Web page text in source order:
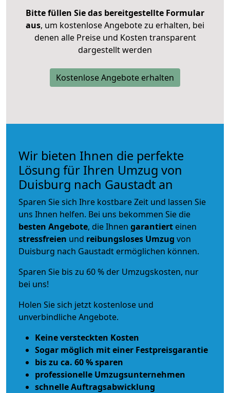
Bitte füllen Sie das bereitgestellte Formular
aus, um kostenlose Angebote zu erhalten, bei
denen alle Preise und Kosten transparent
dargestellt werden
Kostenlose Angebote erhalten
Wir bieten Ihnen die perfekte
Lösung für Ihren Umzug von
Duisburg nach Gaustadt an
Sparen Sie sich Ihre kostbare Zeit und lassen Sie
uns Ihnen helfen. Bei uns bekommen Sie die
besten Angebote, die Ihnen garantiert einen
stressfreien und reibungsloses Umzug von
Duisburg nach Gaustadt ermöglichen können.
Sparen Sie bis zu 60 % der Umzugskosten, nur
bei uns!
Holen Sie sich jetzt kostenlose und
unverbindliche Angebote.
Keine versteckten Kosten
Sogar möglich mit einer Festpreisgarantie
bis zu ca. 60 % sparen
professionelle Umzugsunternehmen
schnelle Auftragsabwicklung